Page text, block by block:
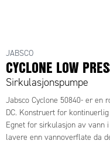
JABSCO
CYCLONE LOW
Sirkulasjonspumpe
Jabsco Cyclone 50840- er en
DC. Konstruert for
Egnet for sirkulasjon av vann
lavere enn vannoverflate da